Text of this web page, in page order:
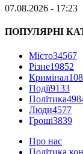
07.08.2026 - 17:23
ПОПУЛЯРНІ
Місто34567
Різне19852
Кримінал
Події9133
Політика
Люди4577
Гроші3839
Про нас
Політика